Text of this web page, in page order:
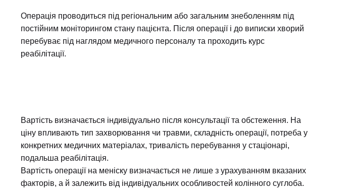
Операція проводиться під регіональним або загальним знеболенням під
постійним моніторингом стану пацієнта. Після операції і до виписки хворий
перебуває під наглядом медичного персоналу та проходить курс
реабілітації.
Вартість визначається індивідуально після консультації та обстеження. На
ціну впливають тип захворювання чи травми, складність операції, потреба у
конкретних медичних матеріалах, тривалість перебування у стаціонарі,
подальша реабілітація.
Вартість операції на меніску визначається не лише з урахуванням вказаних
факторів, а й залежить від індивідуальних особливостей колінного суглоба.